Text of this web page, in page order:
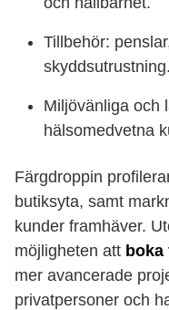
Tillbehör:
skyddsutrustning.
Miljövänliga och
hälsomedvetna
Färgdroppin
butiksyta, samt
kunder framhäver.
möjligheten att
mer avancerade
privatpersoner och